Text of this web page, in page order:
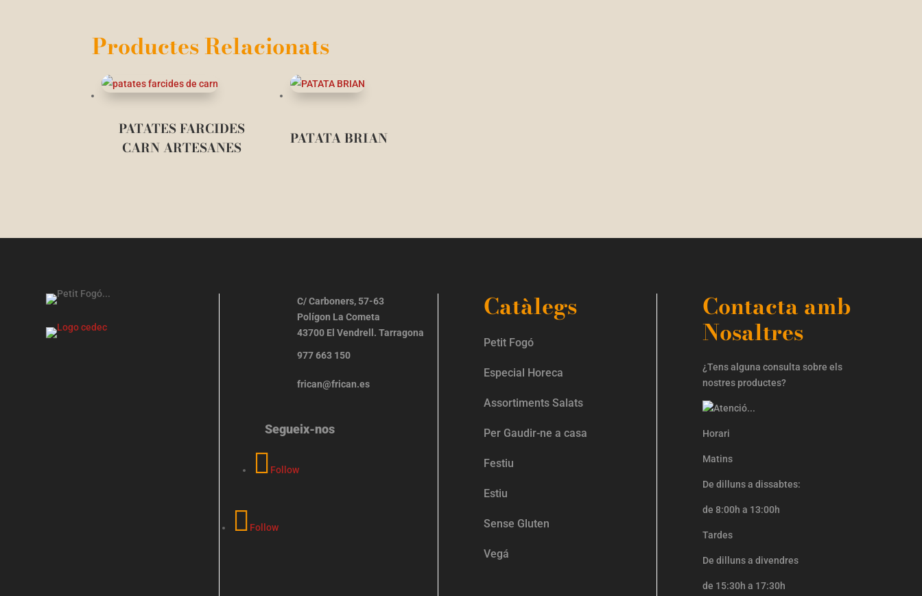
Productes Relacionats
PATATES FARCIDES
CARN ARTESANES
PATATA BRIAN
C/ Carboners, 57-63
Polígon La Cometa
43700 El Vendrell. Tarragona
977 663 150
frican@frican.es
Segueix-nos
Follow
Follow
Catàlegs
Petit Fogó
Especial Horeca
Assortiments Salats
Per Gaudir-ne a casa
Festiu
Estiu
Sense Gluten
Vegá
Contacta amb
Nosaltres
¿Tens alguna consulta sobre els
nostres productes?
Horari
Matins
De dilluns a dissabtes:
de 8:00h a 13:00h
Tardes
De dilluns a divendres
de 15:30h a 17:30h